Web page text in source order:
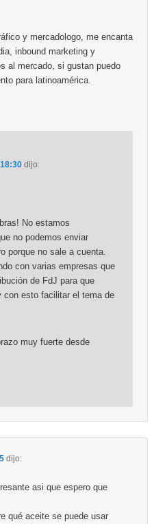
y mercadologo, me encanta
inbound marketing y
al mercado, si gustan puedo
para latinoamérica.
dijo:
No estamos
no podemos enviar
porque no sale a cuenta.
con varias empresas que
de FdJ para que
con esto facilitar el tema de
muy fuerte desde
dijo:
asi que espero que
qué aceite se puede usar